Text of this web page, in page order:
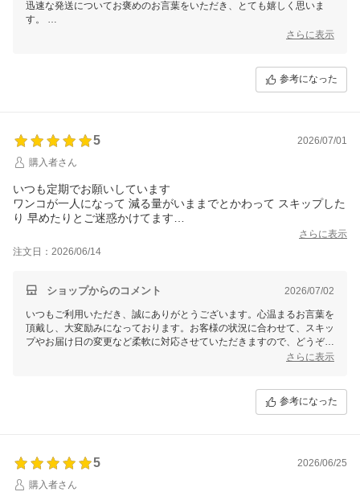
迅速な発送についてお褒めのお言葉をいただき、とても嬉しく思いま
す。
これからもお客様にご満足いただけるサービスをご提供できるよう努め
さらに表示
参考になった
5
2026/07/01
購入者さん
いつも定期でお願いしています
ワンコが一人になって 減る量がいままでとかわって スキップした
り 早めたりとご迷惑かけてます
丁寧で親切なショップさんです
さらに表示
注文日：2026/06/14
ショップからのコメント 2026/07/02
いつもご利用いただき、誠にありがとうございます。心温まるお言葉を
頂戴し、大変励みになっております。お客様の状況に合わせて、スキッ
プやお届け日の変更など柔軟に対応させていただきますので、どうぞご
遠慮なくお申し付けください。これからも安心してご利用いただけるよ
精一杯努力いたします。今後とも末長くご愛顧いただけますと幸いで
さらに表示
参考になった
5
2026/06/25
購入者さん